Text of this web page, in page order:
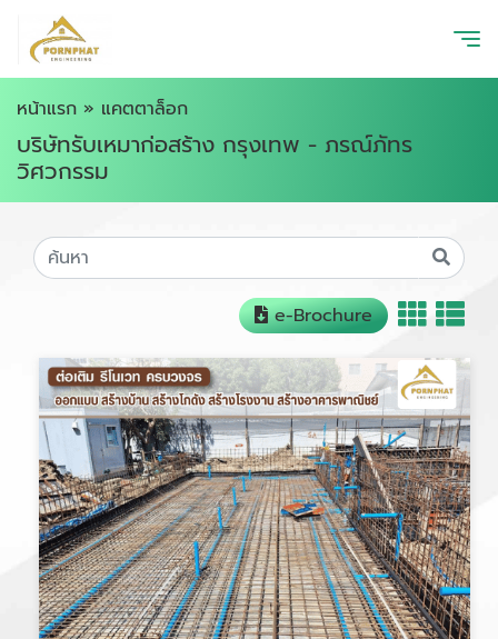
หน้าแรก » แคตตาล็อก
บริษัทรับเหมาก่อสร้าง กรุงเทพ - ภรณ์ภัทร
วิศวกรรม
e-Brochure